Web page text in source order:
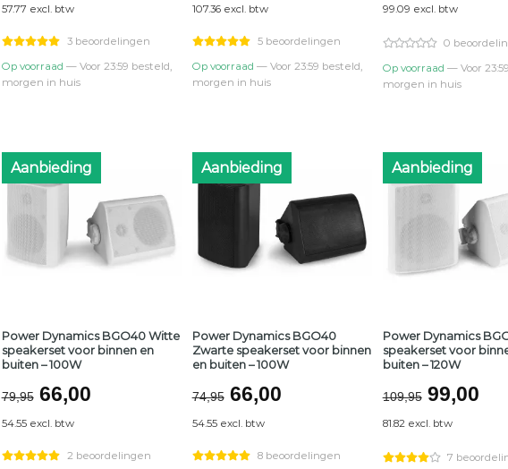
was:
€79,95.€69,90.
57.77 excl. btw
3 beoordelingen
Op voorraad — Voor 23:59 besteld,
morgen in huis
was:
€149,95.€129,90.
107.36 excl. btw
5 beoordelingen
Op voorraad — Voor 23:59 besteld,
morgen in huis
was:
€139,95.
99.09 excl. btw
0
Op voorraad — Voor
morgen in huis
Aanbieding
Power Dynamics BGO40 Witte
speakerset voor binnen en
buiten – 100W
79,95 Oorspronkelijke
prijs
was:
€79,95.
66,00Huidige
€66,00.
54.55 excl. btw
2 beoordelingen
Aanbieding
Power Dynamics BGO40
Zwarte speakerset voor binnen
en buiten – 100W
74,95 Oorspronkelijke
prijs
was:
€74,95.
66,00Huidige
€66,00.
54.55 excl. btw
8 beoordelingen
Aanbieding
Power Dynamics
speakerset voor
buiten – 120W
109,95
prijs
was:
€109,95.
99,00
81.82 excl. btw
7